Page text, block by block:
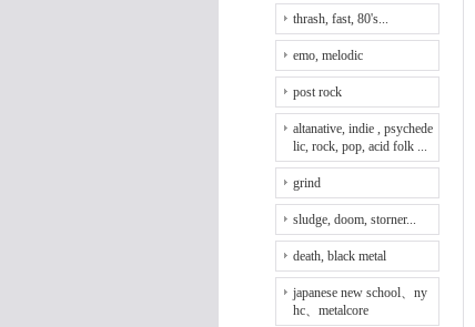
thrash, fast, 80's...
emo, melodic
post rock
altanative, indie , psychede
lic, rock, pop, acid folk ...
grind
sludge, doom, storner...
death, black metal
japanese new school、ny
hc、metalcore